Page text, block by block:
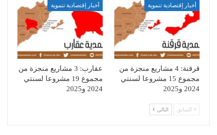
أخبار إقتصادية تنموية
قرقنة: 4 مشاريع منجزة من
مجموع 15 مشروعا لسنتي
2024 و2025
أخبار إقتصادية تنموية
عقارب: 3 مشاريع منجزة من
مجموع 19 مشروعا لسنتي
2024 و2025
السابق التالي